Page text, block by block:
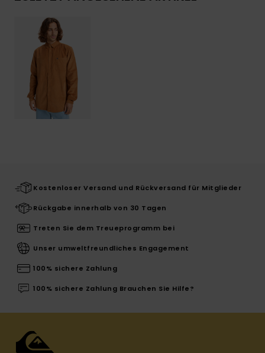
Kostenloser Versand und Rückversand für Mitglieder
Rückgabe innerhalb von 30 Tagen
Treten Sie dem Treueprogramm bei
Unser umweltfreundliches Engagement
100% sichere Zahlung
100% sichere Zahlung Brauchen Sie Hilfe?